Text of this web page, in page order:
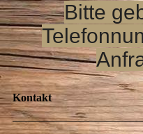
Bitte
Kontakt